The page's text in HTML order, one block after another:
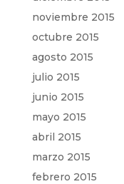
noviembre 2015
octubre 2015
agosto 2015
julio 2015
junio 2015
mayo 2015
abril 2015
marzo 2015
febrero 2015